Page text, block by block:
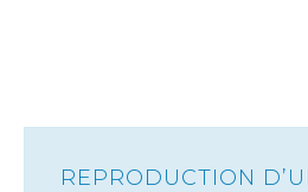
REPRODUCTION